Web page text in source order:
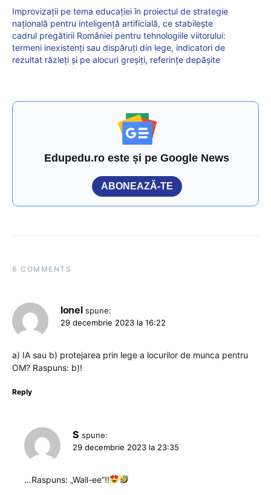
Improvizații pe tema educației în proiectul de strategie
națională pentru inteligență artificială, ce stabilește
cadrul pregătirii României pentru tehnologiile viitorului:
termeni inexistenți sau dispăruți din lege, indicatori de
rezultat răzleți și pe alocuri greșiți, referințe depășite
Edupedu.ro este și pe Google News
ABONEAZĂ-TE
6 COMMENTS
Ionel spune:
29 decembrie 2023 la 16:22
a) IA sau b) protejarea prin lege a locurilor de munca pentru
OM? Raspuns: b)!
Reply
S spune:
29 decembrie 2023 la 23:35
…Raspuns: „Wall-ee”!!